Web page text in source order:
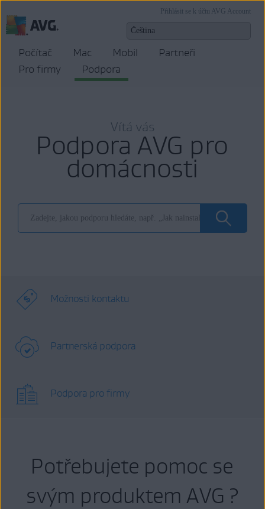
Přihlásit se k účtu AVG Account
Počítač Mac Mobil
Partneři
Pro firmy
Podpora
Vítá vás
Podpora AVG pro
domácnosti
Možnosti kontaktu
Partnerská podpora
Podpora pro firmy
Potřebujete pomoc se
svým produktem AVG ?